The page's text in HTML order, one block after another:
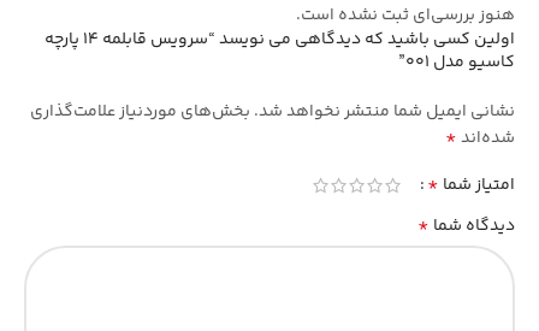
هنوز بررسی‌ای ثبت نشده است.
اولین کسی باشید که دیدگاهی می نویسد “سرویس قابلمه 14 پارچه
کاسیو مدل 001”
نشانی ایمیل شما منتشر نخواهد شد. بخش‌های موردنیاز علامت‌گذاری
شده‌اند*
امتیاز شما *
دیدگاه شما *